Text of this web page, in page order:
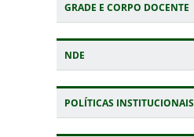
GRADE E CORPO DOCENTE
NDE
POLÍTICAS INSTITUCIONAIS